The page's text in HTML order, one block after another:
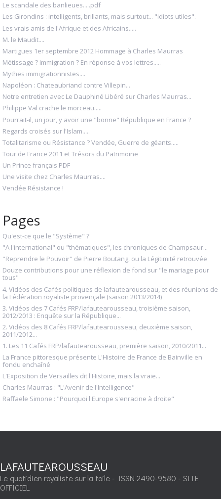
Le scandale des banlieues.....pdf
Les Girondins : intelligents, brillants, mais surtout... "idiots utiles".
Les vrais amis de l'Afrique et des Africains.....
M. le Maudit....
Martigues 1er septembre 2012 Hommage à Charles Maurras
Métissage ? Immigration ? En réponse à vos lettres.....
Mythes immigrationnistes....
Napoléon : Chateaubriand contre Villepin...
Notre entretien avec Le Dauphiné Libéré sur Charles Maurras...
Philippe Val crache le morceau.....
Pourrait-il, un jour, y avoir une "bonne" République en France ?
Regards croisés sur l'Islam.....
Totalitarisme ou Résistance ? Vendée, Guerre de géants.....
Tour de France 2011 et Trésors du Patrimoine
Un Prince français PDF
Une visite chez Charles Maurras....
Vendée Résistance !
Pages
Qu'est-ce que le "Système" ?
"A l'international" ou "thématiques", les chroniques de Champsaur...
"Reprendre le Pouvoir" de Pierre Boutang, ou la Légitimité retrouvée
Douze contributions pour une réflexion de fond sur "le mariage pour
tous"
4. Vidéos des Cafés politiques de lafautearousseau, et des réunions de
la Fédération royaliste provençale (saison 2013/2014)
3. Vidéos des 7 Cafés FRP/lafautearousseau, troisième saison,
2012/2013 : Enquête sur la République...
2. Vidéos des 8 Cafés FRP/lafautearousseau, deuxième saison,
2011/2012...
1. Les 11 Cafés FRP/lafautearousseau, première saison, 2010/2011...
La France pittoresque présente L'Histoire de France de Bainville en
fondu enchaîné
L'Exposition de Versailles dit l'Histoire, mais la vraie...
Charles Maurras : "L'Avenir de l'Intelligence"
Raffaele Simone : "Pourquoi l'Europe s'enracine à droite"
LAFAUTEAROUSSEAU
Le quotidien royaliste sur la toile - ISSN 2490-9580 - SITE
OFFICIEL